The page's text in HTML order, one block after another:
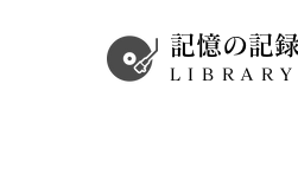
記憶の記録
LIBRARY